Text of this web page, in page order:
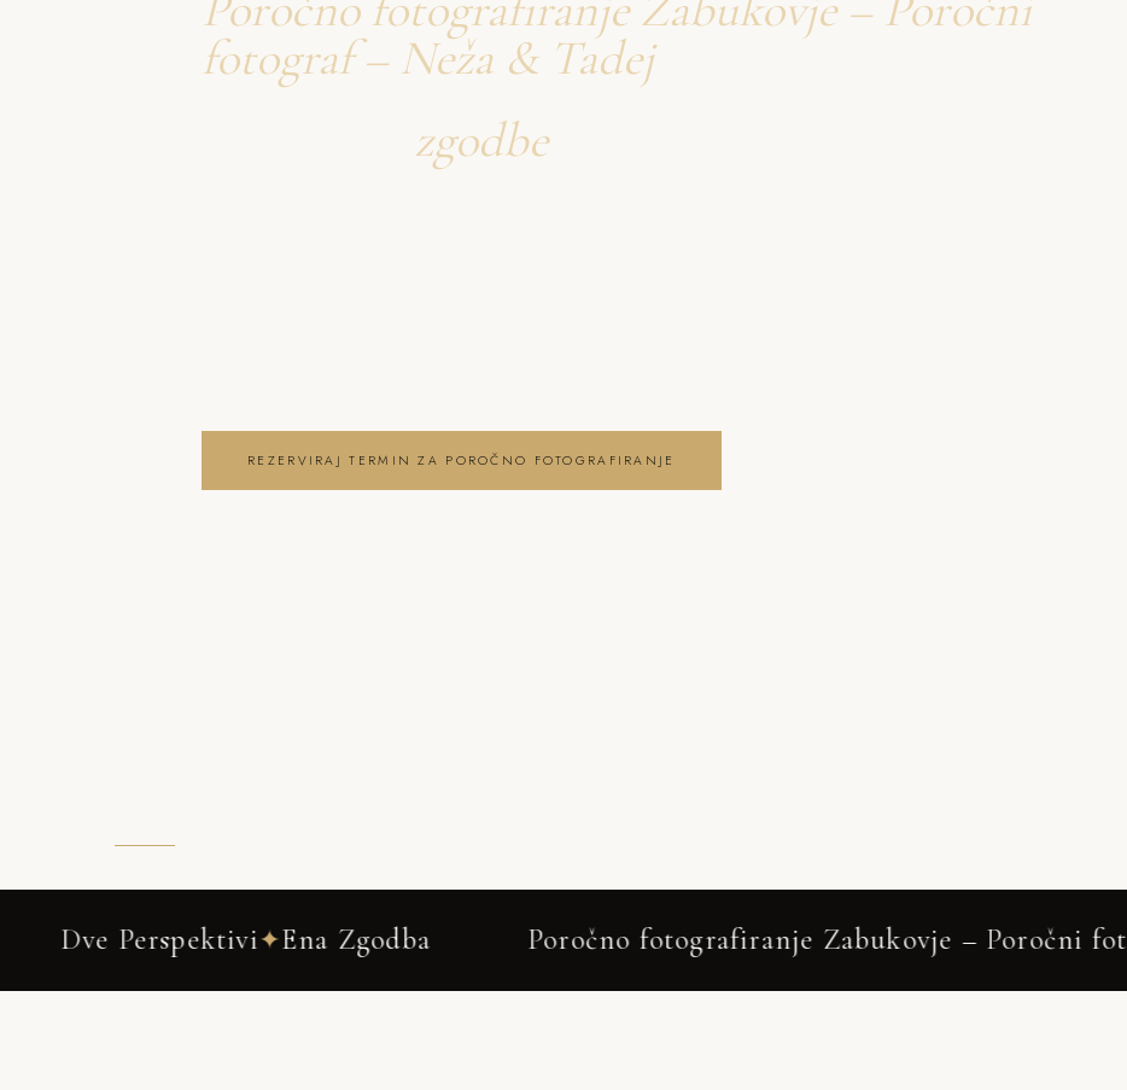
fotograf – Neža & Tadej
zgodbe
o poročno fotografiranje Zabukovje
REZERVIRAJ TERMIN ZA POROČNO FOTOGRAFIRANJE
Zgodba Poročno fotografiranje Zabukovje – Poročni fotograf – Neža & Tadej✦